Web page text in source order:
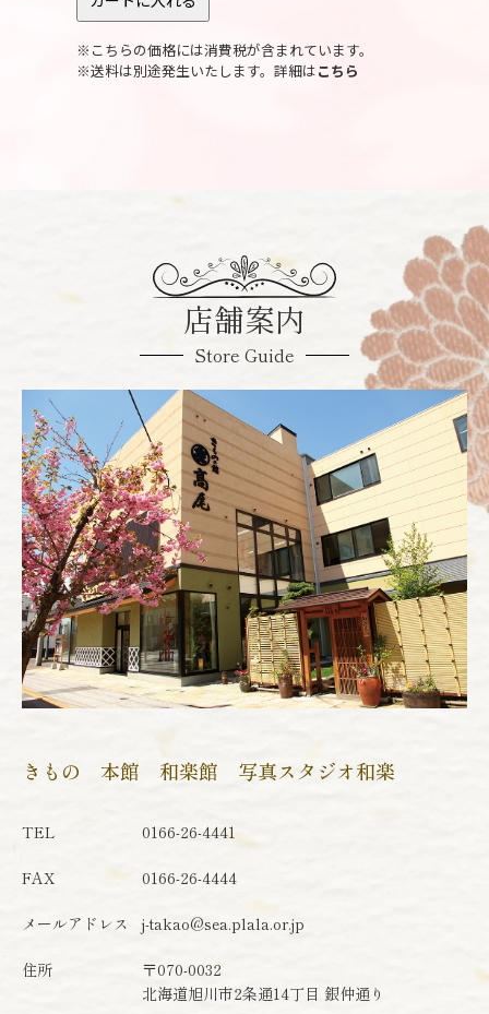
※こちらの価格には消費税が含まれています。
※送料は別途発生いたします。詳細はこちら
店舗案内
Store Guide
きもの 本館 和楽館 写真スタジオ和楽
TEL 0166-26-4441
FAX 0166-26-4444
メールアドレス j-takao@sea.plala.or.jp
住所
〒070-0032
北海道旭川市2条通14丁目 銀仲通り